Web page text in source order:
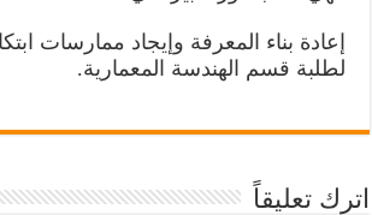
إعادة بناء المعرفة وإيجاد ممارسات
لطلبة قسم الهندسة المعمارية.
اترك تعليقاً